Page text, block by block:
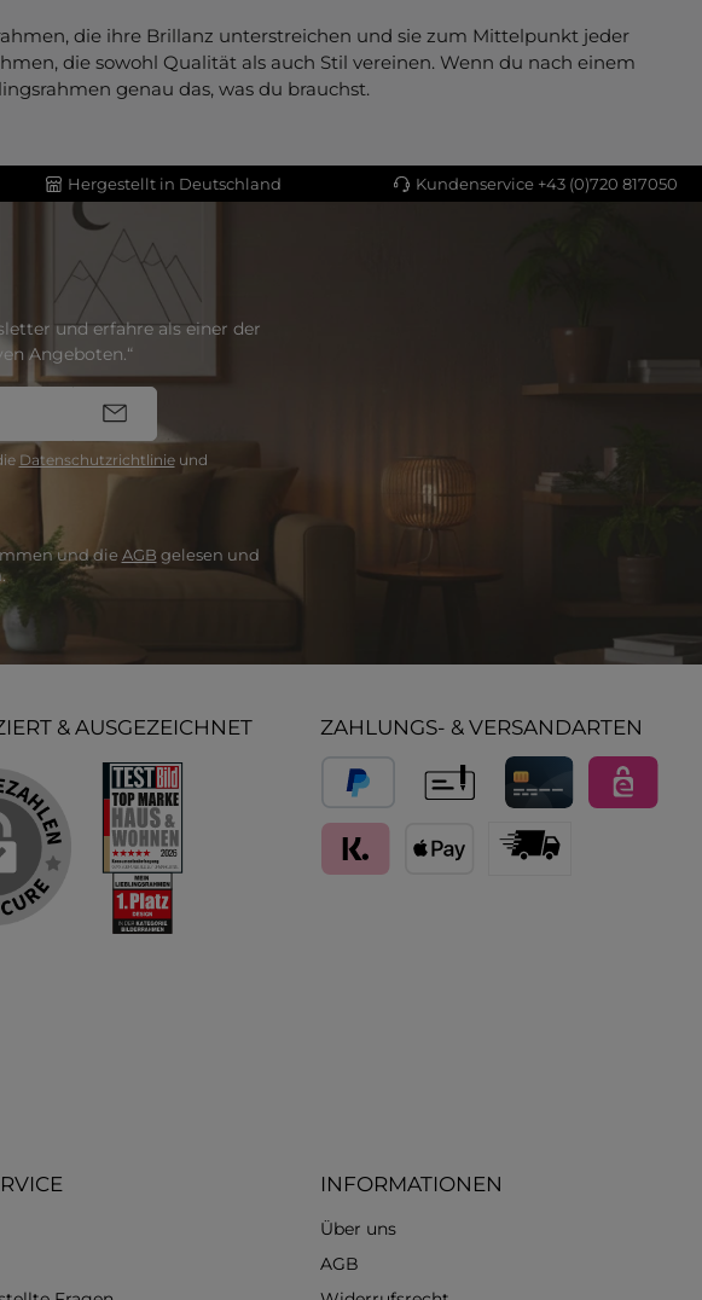
die ihre Brillanz unterstreichen und sie zum Mittelpunkt jeder
die sowohl Qualität als auch Stil vereinen. Wenn du nach einem
genau das, was du brauchst.
Hergestellt in Deutschland Kundenservice +43 (0)720 817050
und erfahre als einer der
Angeboten.“
Datenschutzrichtlinieund
und die AGB gelesen und
INFORMATIONEN
Über uns
AGB
ZAHLUNGS- & VERSANDARTEN
PayPal
& AUSGEZEICHNET